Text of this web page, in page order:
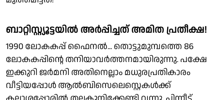
ബാറ്റിസ്റ്റ്യൂട്ടയിൽ അർപ്പിച്ചത് അമിത പ്രതീക്ഷ!
1990 ലോകകപ്പ് ഫൈനൽ... തൊട്ടുമുമ്പത്തെ 86
ലോകകപ്പിൻ്റെ തനിയാവർത്തനമായിരുന്നു. പക്ഷേ
ഇക്കുറി ജർമനി അതിനെല്ലാം മധുരപ്രതികാരം
വീട്ടിയപ്പോൾ ആൽബിസെലെസ്റ്റെകൾക്ക്